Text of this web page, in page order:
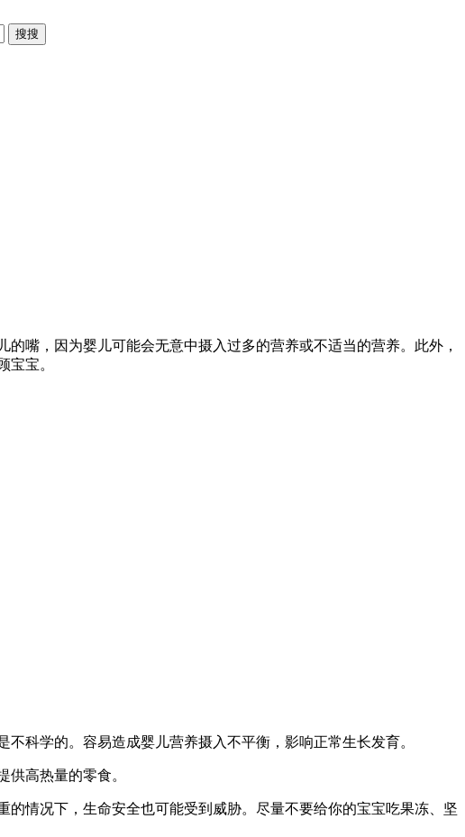
嘴，因为婴儿可能会无意中摄入过多的营养或不适当的营养。此外，
宝宝。
科学的。容易造成婴儿营养摄入不平衡，影响正常生长发育。
高热量的零食。
情况下，生命安全也可能受到威胁。尽量不要给你的宝宝吃果冻、坚